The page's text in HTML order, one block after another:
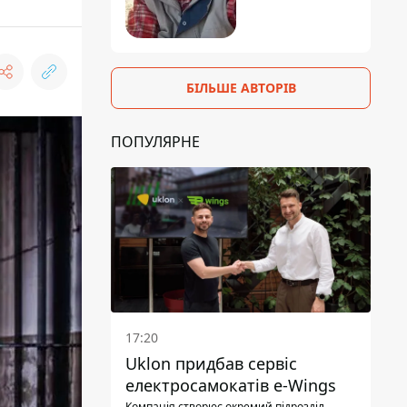
БІЛЬШЕ АВТОРІВ
ПОПУЛЯРНЕ
17:20
Uklon придбав сервіс
електросамокатів e-Wings